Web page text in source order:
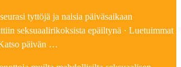
tyttöjä ja naisia päiväsaikaan
seksuaalirikoksista epäiltynä · Luetuimmat
päivän …